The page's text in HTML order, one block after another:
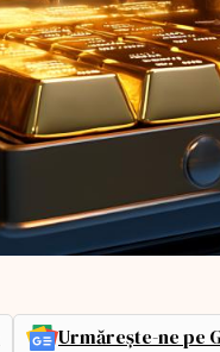
Urmărește-ne pe